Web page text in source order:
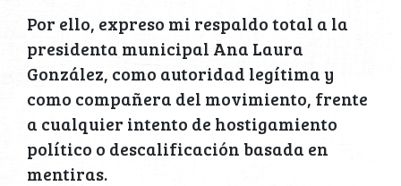
Por ello, expreso mi respaldo total a la
presidenta municipal Ana Laura
González, como autoridad legítima y
como compañera del movimiento, frente
a cualquier intento de hostigamiento
político o descalificación basada en
mentiras.